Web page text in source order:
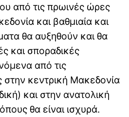
από τις πρωινές ώρες
και βαθμιαία και
θα αυξηθούν και θα
και σποραδικές
από τις
κεντρική Μακεδονία
και στην ανατολική
θα είναι ισχυρά.